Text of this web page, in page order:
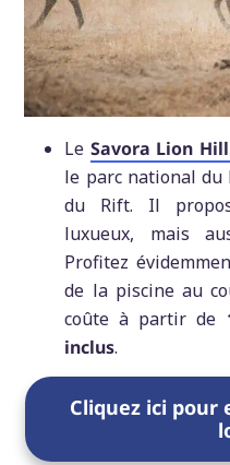
Le Savora Lion
le parc national du
du Rift. Il
luxueux, mais
Profitez
de la piscine au
coûte à partir de
inclus.
Cliquez ici pour